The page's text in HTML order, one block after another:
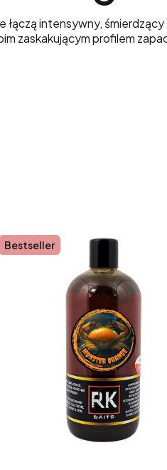
intensywny,
zaskakującym profilem
Bestseller